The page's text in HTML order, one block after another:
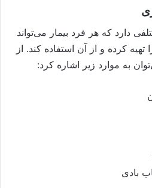
دارد که هر فرد بیمار می‌تواند
تهیه کرده و از آن استفاده کند. از
به موارد زیر اشاره کرد:
بادی